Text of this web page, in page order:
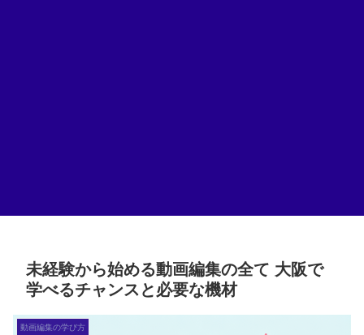
未経験から始める動画編集の全て 大阪で
学べるチャンスと必要な機材
動画編集の学び方